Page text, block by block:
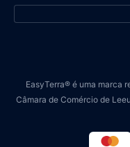
EasyTerra® é uma marca
Câmara de Comércio de